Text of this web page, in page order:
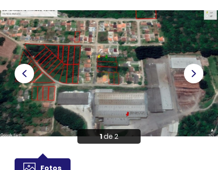
Favoritos
Anuncie
Sou Cliente
1de 2
Fotos